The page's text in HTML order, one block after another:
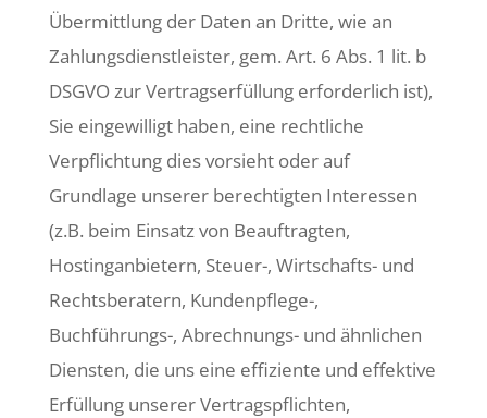
Übermittlung der Daten an Dritte, wie an
Zahlungsdienstleister, gem. Art. 6 Abs. 1 lit. b
DSGVO zur Vertragserfüllung erforderlich ist),
Sie eingewilligt haben, eine rechtliche
Verpflichtung dies vorsieht oder auf
Grundlage unserer berechtigten Interessen
(z.B. beim Einsatz von Beauftragten,
Hostinganbietern, Steuer-, Wirtschafts- und
Rechtsberatern, Kundenpflege-,
Buchführungs-, Abrechnungs- und ähnlichen
Diensten, die uns eine effiziente und effektive
Erfüllung unserer Vertragspflichten,